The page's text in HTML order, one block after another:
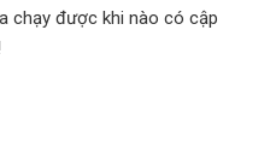
chạy được khi nào có cập